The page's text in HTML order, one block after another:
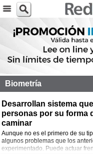
Biometría
Desarrollan sistema
personas por su forma
caminar
Aunque no es el primero de su
algunos problemas que los
experimentado. Puede actuar